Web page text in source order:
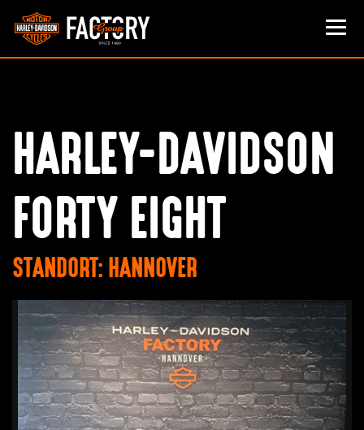
HARLEY-DAVIDSON
FORTY EIGHT
STANDORT: HANNOVER